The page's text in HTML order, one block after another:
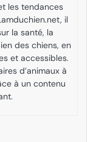
les tendances
il
la santé, la
des chiens, en
et accessibles.
d’animaux à
à un contenu